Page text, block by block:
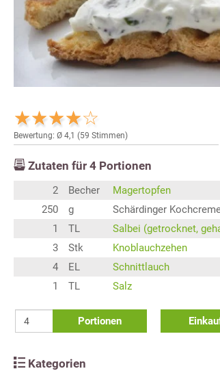
Bewertung: Ø 4,1 (59 Stimmen)
Zutaten für 4 Portionen
2 Becher
Magertopfen
250
g
Schärdinger
1
TL
Salbei (getrocknet,
3
Stk
Knoblauchzehen
4
EL
Schnittlauch
1
TL Salz
Portionen
Kategorien